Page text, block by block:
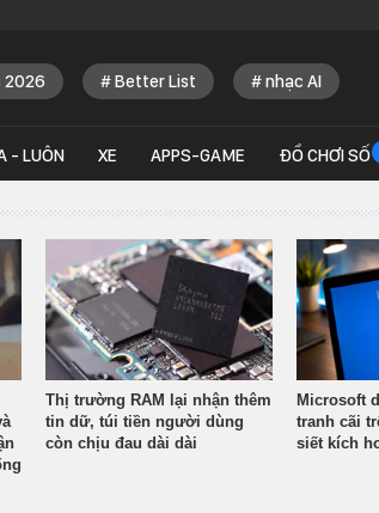
2026 Better List nhạc AI
- LUÔN XE APPS-GAME ĐỒ CHƠI SỐ
Thị trường RAM lại nhận thêm
tin dữ, túi tiền người dùng
còn chịu đau dài dài
Microsoft
tranh cãi
siết kích